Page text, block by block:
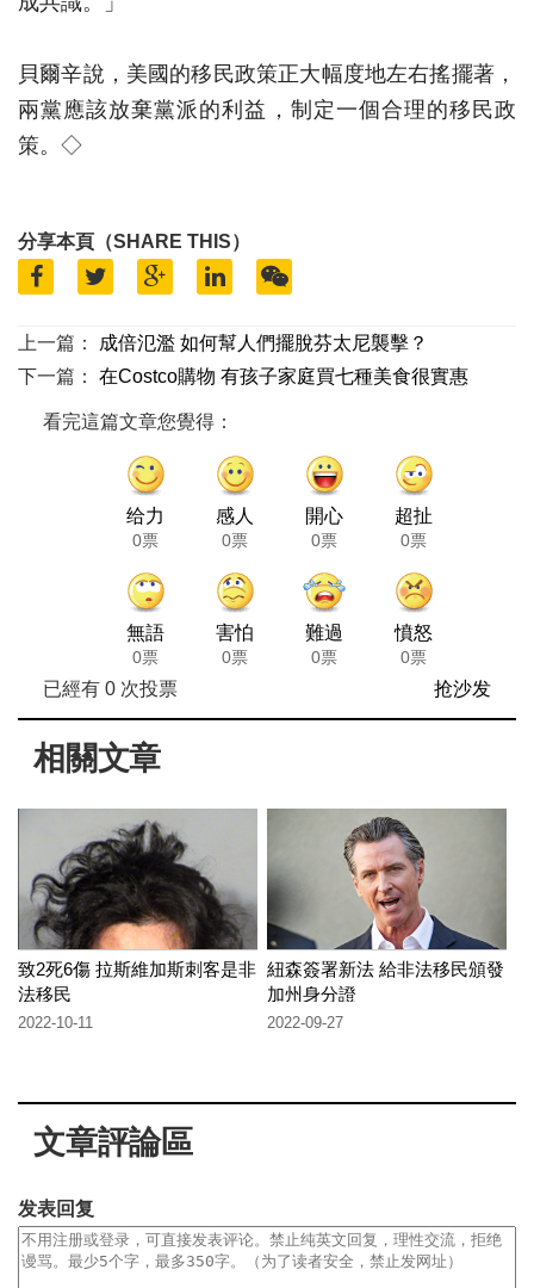
貝爾辛說，美國的移民政策正大幅度地左右搖擺著，
兩黨應該放棄黨派的利益，制定一個合理的移民政
策。◇
分享本頁（SHARE THIS）
上一篇：
成倍氾濫 如何幫人們擺脫芬太尼襲擊？
下一篇：
在Costco購物 有孩子家庭買七種美食很實惠
看完這篇文章您覺得：
给力
0票
感人
0票
開心
0票
超扯
0票
無語
0票
害怕
0票
難過
0票
憤怒
0票
已經有 0次投票 抢沙发
相關文章
致2死6傷 拉斯維加斯刺客是非
法移民
2022-10-11
紐森簽署新法 給非法移民頒發
加州身分證
2022-09-27
文章評論區
发表回复